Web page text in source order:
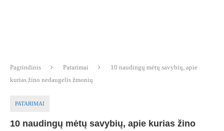
Pagrindinis Patarimai
10 naudingų mėtų savybių, apie
kurias žino nedaugelis žmonių
PATARIMAI
10 naudingų mėtų savybių, apie kurias žino